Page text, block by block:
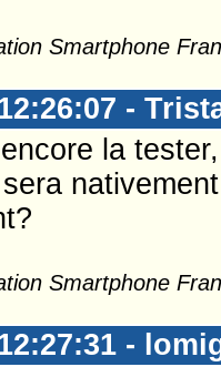
Smartphone
-
la
Smartphone
-